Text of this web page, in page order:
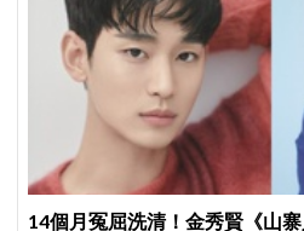
14個月冤屈洗清！金秀賢《山